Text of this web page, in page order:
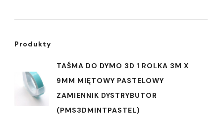
Produkty
TAŚMA DO DYMO 3D 1 ROLKA 3M X
9MM MIĘTOWY PASTELOWY
ZAMIENNIK DYSTRYBUTOR
(PMS3DMINTPASTEL)